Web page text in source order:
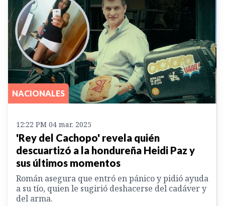
NACIONALES
12:22 PM 04 mar. 2025
'Rey del Cachopo' revela quién
descuartizó a la hondureña Heidi Paz y
sus últimos momentos
Román asegura que entró en pánico y pidió ayuda
a su tío, quien le sugirió deshacerse del cadáver y
del arma.